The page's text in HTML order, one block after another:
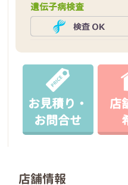
遺伝子病検査
お見積り・
お問合せ
店
店舗情報